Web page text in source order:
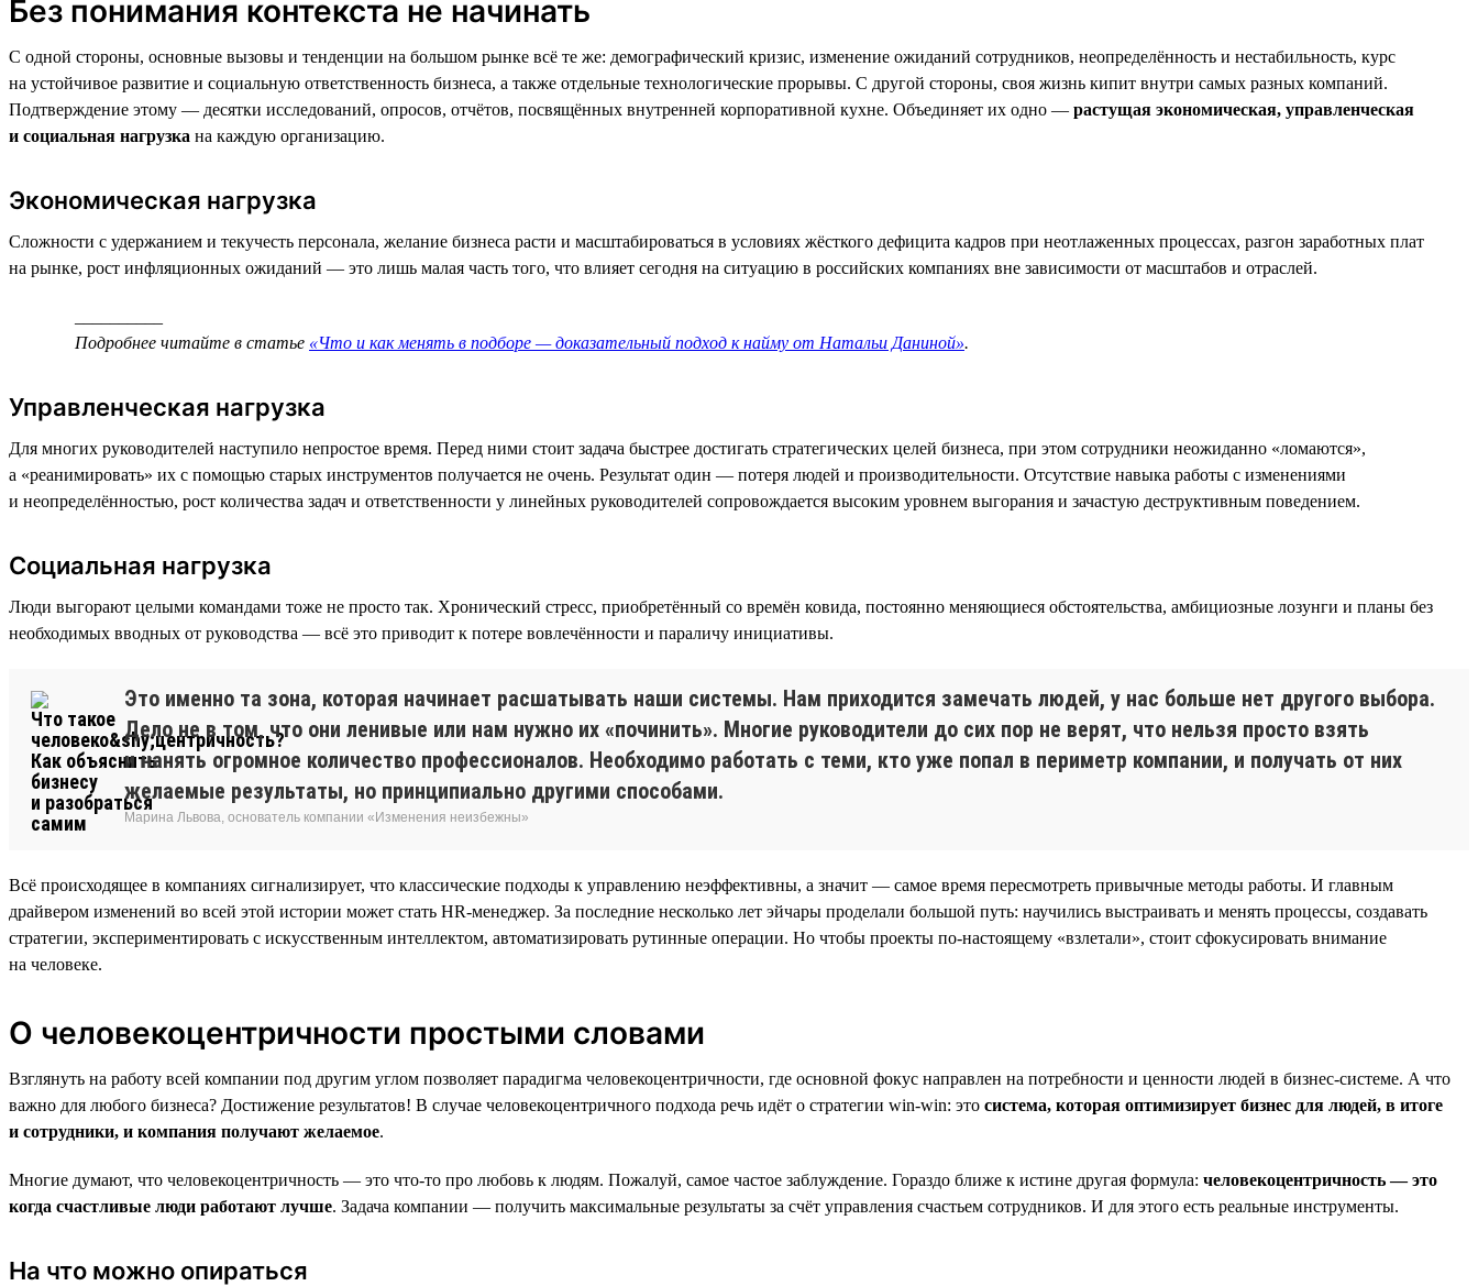
Без понимания контекста не начинать
С одной стороны, основные вызовы и тенденции на большом рынке всё те же: демографический кризис, изменение ожиданий сотрудников, неопределённость и нестабильность, курс
на устойчивое развитие и социальную ответственность бизнеса, а также отдельные технологические прорывы. С другой стороны, своя жизнь кипит внутри самых разных компаний.
Подтверждение этому — десятки исследований, опросов, отчётов, посвящённых внутренней корпоративной кухне. Объединяет их одно — растущая экономическая, управленческая
и социальная нагрузка на каждую организацию.
Экономическая нагрузка
Сложности с удержанием и текучесть персонала, желание бизнеса расти и масштабироваться в условиях жёсткого дефицита кадров при неотлаженных процессах, разгон заработных плат
на рынке, рост инфляционных ожиданий — это лишь малая часть того, что влияет сегодня на ситуацию в российских компаниях вне зависимости от масштабов и отраслей.
Подробнее читайте в статье «Что и как менять в подборе — доказательный подход к найму от Натальи Даниной».
Управленческая нагрузка
Для многих руководителей наступило непростое время. Перед ними стоит задача быстрее достигать стратегических целей бизнеса, при этом сотрудники неожиданно «ломаются»,
а «реанимировать» их с помощью старых инструментов получается не очень. Результат один — потеря людей и производительности. Отсутствие навыка работы с изменениями
и неопределённостью, рост количества задач и ответственности у линейных руководителей сопровождается высоким уровнем выгорания и зачастую деструктивным поведением.
Социальная нагрузка
Люди выгорают целыми командами тоже не просто так. Хронический стресс, приобретённый со времён ковида, постоянно меняющиеся обстоятельства, амбициозные лозунги и планы без
необходимых вводных от руководства — всё это приводит к потере вовлечённости и параличу инициативы.
Это именно та зона, которая начинает расшатывать наши системы. Нам приходится замечать людей, у нас больше нет другого выбора.
Дело не в том, что они ленивые или нам нужно их «починить». Многие руководители до сих пор не верят, что нельзя просто взять
и нанять огромное количество профессионалов. Необходимо работать с теми, кто уже попал в периметр компании, и получать от них
желаемые результаты, но принципиально другими способами.
Марина Львова, основатель компании «Изменения неизбежны»
Всё происходящее в компаниях сигнализирует, что классические подходы к управлению неэффективны, а значит — самое время пересмотреть привычные методы работы. И главным
драйвером изменений во всей этой истории может стать HR-менеджер. За последние несколько лет эйчары проделали большой путь: научились выстраивать и менять процессы, создавать
стратегии, экспериментировать с искусственным интеллектом, автоматизировать рутинные операции. Но чтобы проекты по-настоящему «взлетали», стоит сфокусировать внимание
на человеке.
О человекоцентричности простыми словами
Взглянуть на работу всей компании под другим углом позволяет парадигма человекоцентричности, где основной фокус направлен на потребности и ценности людей в бизнес-системе. А что
важно для любого бизнеса? Достижение результатов! В случае человекоцентричного подхода речь идёт о стратегии win-win: это система, которая оптимизирует бизнес для людей, в итоге
и сотрудники, и компания получают желаемое.
Многие думают, что человекоцентричность — это что-то про любовь к людям. Пожалуй, самое частое заблуждение. Гораздо ближе к истине другая формула: человекоцентричность — это
когда счастливые люди работают лучше. Задача компании — получить максимальные результаты за счёт управления счастьем сотрудников. И для этого есть реальные инструменты.
На что можно опираться